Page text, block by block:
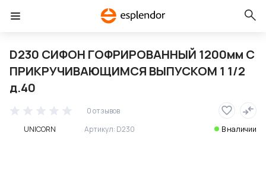
D230 СИФОН ГОФРИРОВАННЫЙ 1200мм С
ПРИКРУЧИВАЮЩИМСЯ ВЫПУСКОМ 1 1/2
д.40
0 отзывов
UNICORN
Артикул: D230 В наличии